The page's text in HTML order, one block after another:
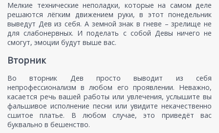
Мелкие технические неполадки, которые на самом деле
решаются лёгким движением руки, в этот понедельник
выведут Дев из себя. А земной знак в гневе – зрелище не
для слабонервных. И поделать с собой Девы ничего не
смогут, эмоции будут выше вас.
Вторник
Во вторник Дев просто выводит из себя
непрофессионализм в любом его проявлении. Неважно,
касается речь вашей работы или увлечения, услышите вы
фальшивое исполнение песни или увидите некачественно
сшитое платье. В любом случае, это приведёт вас
буквально в бешенство.